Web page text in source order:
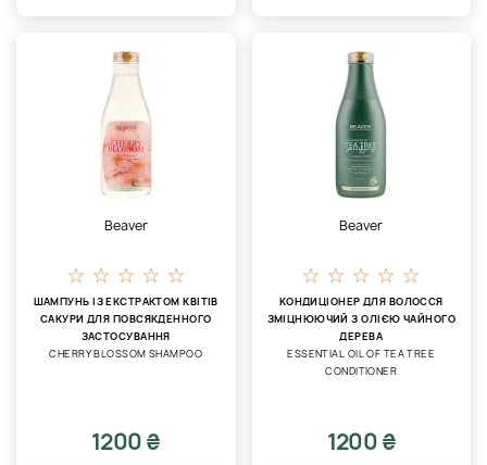
Beaver
ШАМПУНЬ ІЗ ЕКСТРАКТОМ КВІТІВ
САКУРИ ДЛЯ ПОВСЯКДЕННОГО
ЗАСТОСУВАННЯ
CHERRY BLOSSOM SHAMPOO
1200 ₴
Beaver
КОНДИЦІОНЕР ДЛЯ ВОЛОССЯ
ЗМІЦНЮЮЧИЙ З ОЛІЄЮ ЧАЙНОГО
ДЕРЕВА
ESSENTIAL OIL OF TEA TREE
CONDITIONER
1200 ₴